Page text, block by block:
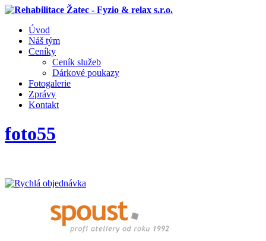
Úvod
Náš tým
Ceníky
Ceník služeb
Dárkové poukazy
Fotogalerie
Zprávy
Kontakt
foto55